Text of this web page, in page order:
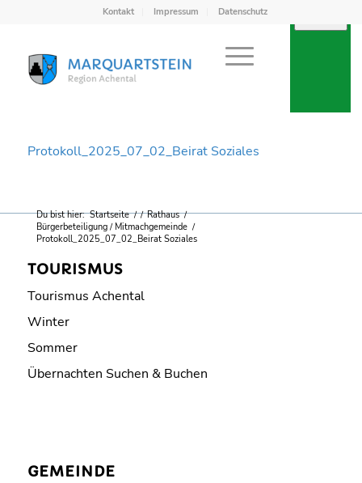
Kontakt Impressum Datenschutz
Du bist hier: Startseite / / Rathaus /
Bürgerbeteiligung / Mitmachgemeinde /
Protokoll_2025_07_02_Beirat Soziales
Protokoll_2025_07_02_Beirat Soziales
TOURISMUS
Tourismus Achental
Winter
Sommer
Übernachten Suchen & Buchen
GEMEINDE